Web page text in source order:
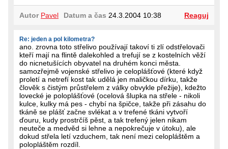
Autor Pavel Datum a čas 24.3.2004 10:38 Reaguj
Re: jeden a pol kilometra?
ano. zrovna toto střelivo používají takoví ti zlí odstřelovači
kteří mají na flintě dalekohled a trefují se z kostelních věží
do nicnetušících obyvatel na druhém konci města.
samozřejmě vojenské střelivo je celoplášťové (které když
proletí a netrefí kost tak udělá jen maličkou dírku, takže
člověk s čistým průstřelem z války obvykle přežije), kdežto
lovecké je poloplášťové (ocelová šlupka na střele - nikoli
kulce, kulky má pes - chybí na špičce, takže při zásahu do
tkáně se plášť začne svlékat a v trefené tkáni vytvoří
ďouru, kudy prostrčíš pěst, a tak trefený jelen nikam
neuteče a medvěd si lehne a nepokrečuje v útoku), ale
dokud střela letí vzduchem, tak není mezi celopláštěm a
polopláštěm rozdíl.